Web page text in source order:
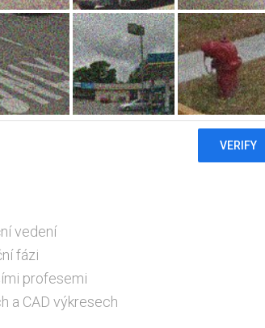
infrastruktury, jako jsou
vedení
fázi
profese­mi
a CAD výkresech